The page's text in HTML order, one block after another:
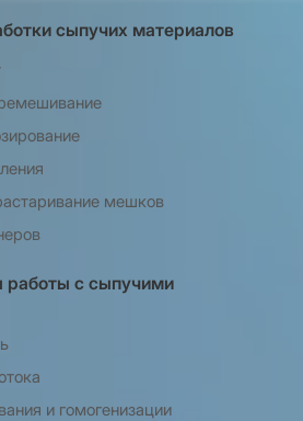
сыпучих материалов
мешков
работы с сыпучими
и гомогенизации